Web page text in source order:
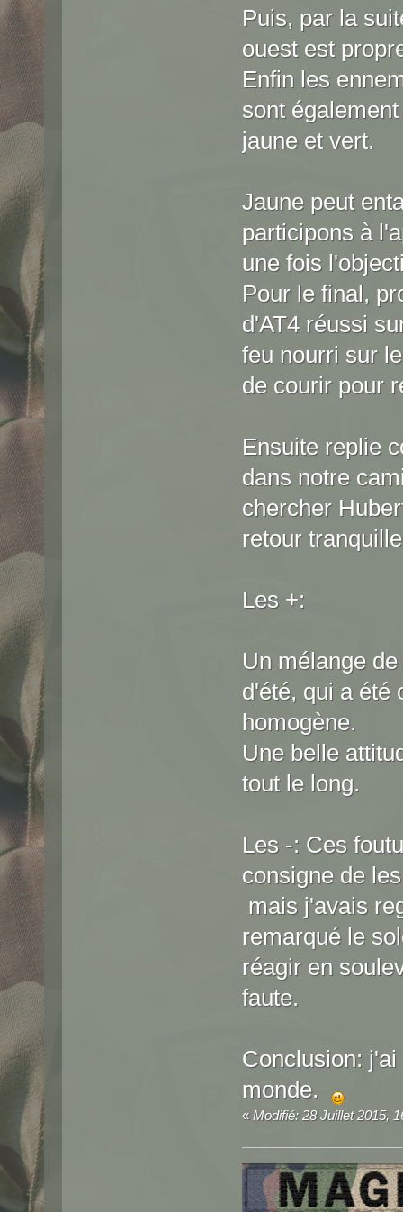
Puis, par la
ouest est
Enfin les
sont
jaune et vert.
Jaune peut
participons à
une fois
Pour le final,
d'AT4 réussi
feu nourri sur
de courir pour
Ensuite replie
dans notre
chercher
retour
Les +:
Un mélange
d'été, qui a été
homogène.
Une belle
tout le long.
Les -: Ces
consigne de
mais j'avais
remarqué le
réagir en
faute.
Conclusion:
monde.
« Modifié: 28 Juillet 2015,